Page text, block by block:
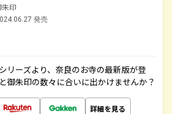
朱印
発売
リーズより、奈良のお寺の最新版が登
御朱印の数々に合いに出かけませんか？
詳細を見る